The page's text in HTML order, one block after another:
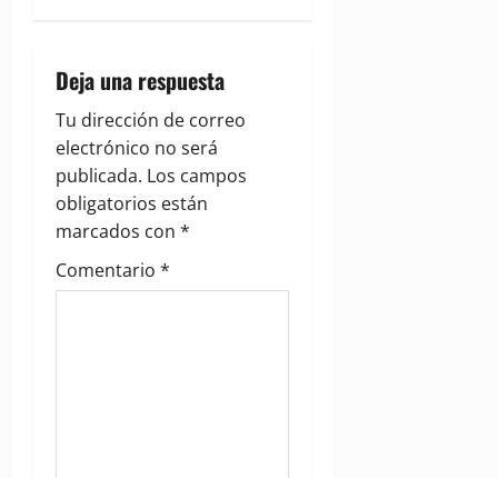
v
i
g
a
t
i
Deja una respuesta
Tu dirección de correo
electrónico no será
publicada. Los campos
obligatorios están
marcados con *
Comentario *